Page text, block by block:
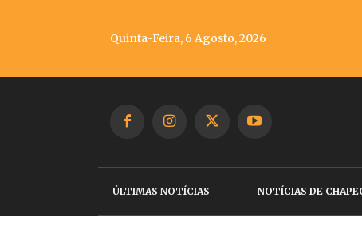
Quinta-Feira, 6 Agosto, 2026
ÚLTIMAS NOTÍCIAS NOTÍCIAS DE